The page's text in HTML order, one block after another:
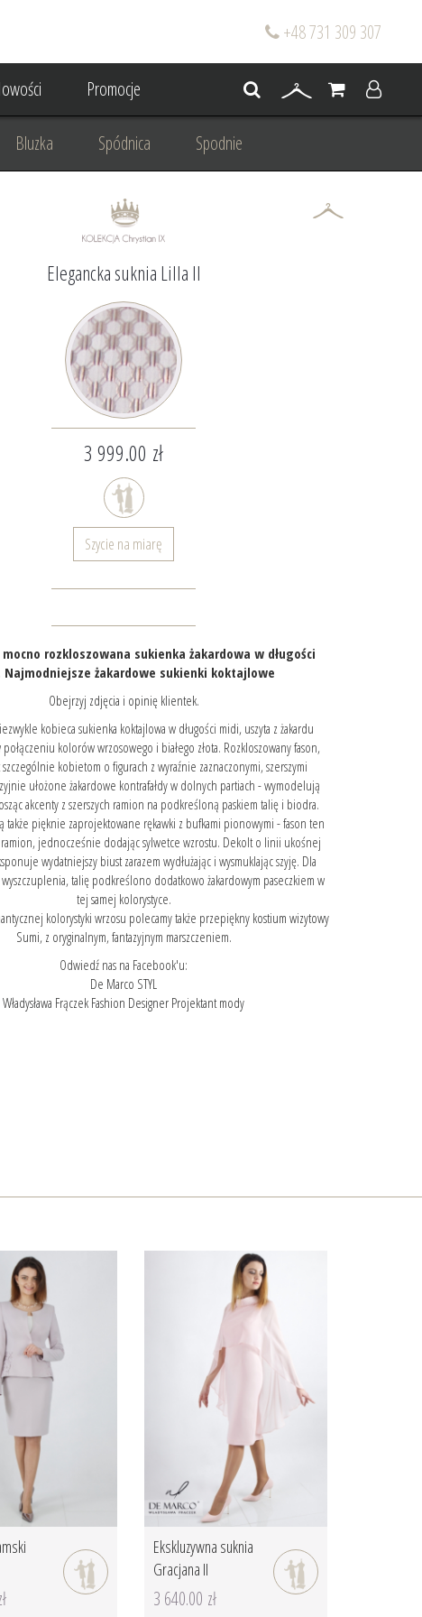
+48 731 309 307
Promocje
Bluzka Spódnica Spodnie
Dla mamy wesela
Projektowanie/ Stylizacja
Elegancka suknia Lilla II
3 999.00 zł
Szycie na miarę
rozkloszowana sukienka żakardowa w długości
Najmodniejsze żakardowe sukienki koktajlowe
Obejrzyj zdjęcia i opinię klientek.
kobieca sukienka koktajlowa w długości midi, uszyta z żakardu
kolorów wrzosowego i białego złota. Rozkloszowany fason,
kobietom o figurach z wyraźnie zaznaczonymi, szerszymi
ułożone żakardowe kontrafałdy w dolnych partiach - wymodelują
akcenty z szerszych ramion na podkreśloną paskiem talię i biodra.
także pięknie zaprojektowane rękawki z bufkami pionowymi - fason ten
jednocześnie dodając sylwetce wzrostu. Dekolt o linii ukośnej
wydatniejszy biust zarazem wydłużając i wysmuklając szyję. Dla
talię podkreślono dodatkowo żakardowym paseczkiem w
tej samej kolorystyce.
kolorystyki wrzosu polecamy także przepięknykostium wizytowy
Sumi, z oryginalnym, fantazyjnym marszczeniem.
Odwiedź nas na Facebook'u:
De Marco STYL
Władysława Frączek Fashion Designer Projektant mody
Ekskluzywna suknia
Gracjana II
3 640.00 zł